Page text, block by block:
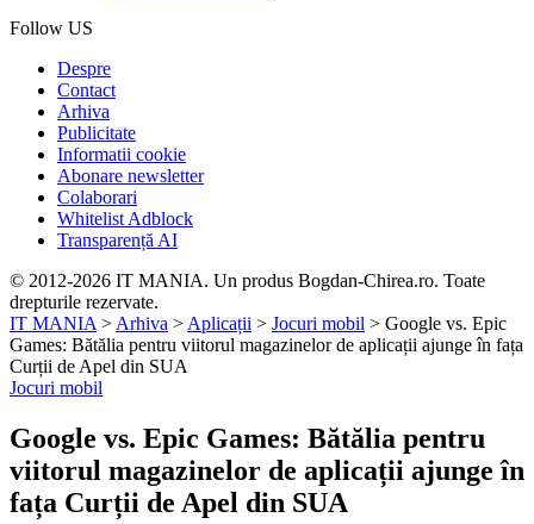
Follow US
Despre
Contact
Arhiva
Publicitate
Informatii cookie
Abonare newsletter
Colaborari
Whitelist Adblock
Transparență AI
© 2012-2026 IT MANIA. Un produs Bogdan-Chirea.ro. Toate
drepturile rezervate.
IT MANIA > Arhiva > Aplicații > Jocuri mobil > Google vs. Epic
Games: Bătălia pentru viitorul magazinelor de aplicații ajunge în fața
Curții de Apel din SUA
Jocuri mobil
Google vs. Epic Games: Bătălia pentru
viitorul magazinelor de aplicații ajunge în
fața Curții de Apel din SUA